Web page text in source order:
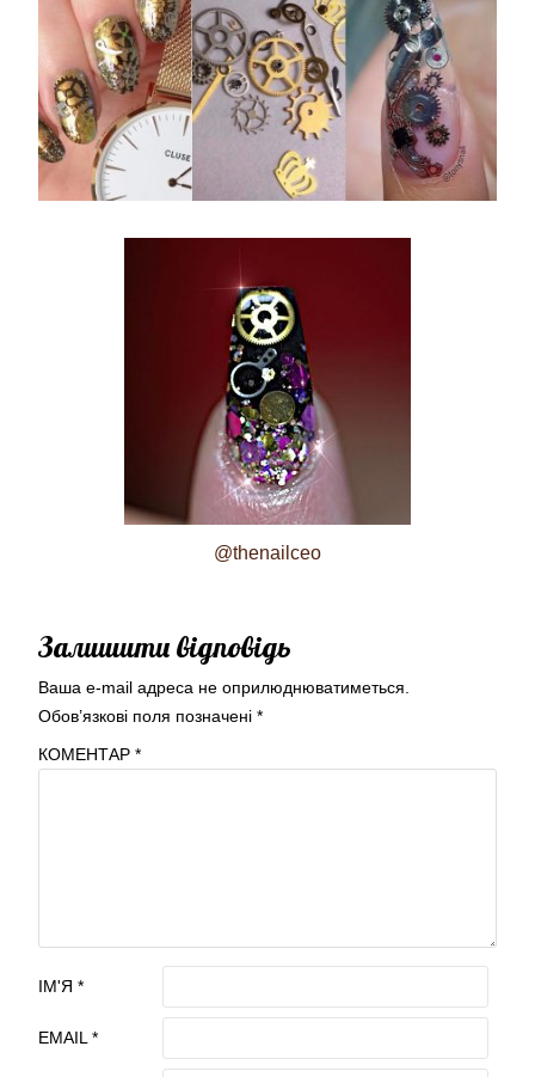
@thenailceo
Залишити відповідь
Ваша e-mail адреса не оприлюднюватиметься.
Обов’язкові поля позначені *
КОМЕНТАР *
ІМ'Я *
EMAIL*